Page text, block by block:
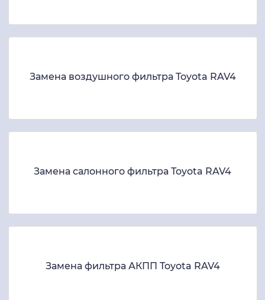
Замена воздушного фильтра Toyota RAV4
Замена салонного фильтра Toyota RAV4
Замена фильтра АКПП Toyota RAV4